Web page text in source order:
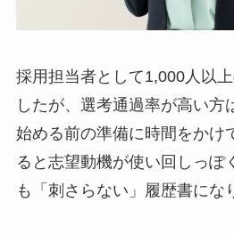
採用担当者として1,000人以
したが、選考通過率が高い方
始める前の準備に時間をかけ
ると志望動機が使い回しっぽ
も「刺さらない」履歴書にな